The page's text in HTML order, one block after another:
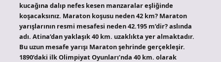
kucağına dalıp nefes kesen manzaralar eşliğinde
koşacaksınız. Maraton koşusu neden 42 km? Maraton
yarışlarının resmi mesafesi neden 42.195 m’dir? aslında
adı. Atina’dan yaklaşık 40 km. uzaklıkta yer almaktadır.
Bu uzun mesafe yarışı Maraton şehrinde gerçekleşir.
1890’daki ilk Olimpiyat Oyunları’nda 40 km. olarak